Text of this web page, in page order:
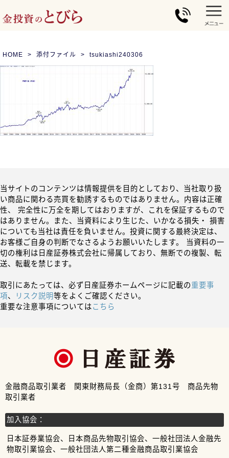
HOME 添付ファイル tsukiashi240306
当サイトのコンテンツは情報提供を目的としており、当社取り扱
い商品に関わる売買を勧誘するものではありません。内容は正確
性、 完全性に万全を期してはおりますが、これを保証するもので
はありません。また、当資料により生じた、いかなる損失・ 損害
についても当社は責任を負いません。投資に関する最終決定は、
お客様ご自身の判断でなさるようお願いいたします。 当資料の一
切の権利は日産証券株式会社に帰属しており、無断での複製、転
送、転載を禁じます。
取引にあたっては、必ず日産証券ホームページに記載の重要事
項、 リスク説明等をよくご確認ください。
重要な注意事項についてはこちら
金融商品取引業者 関東財務局長（金商）第131号 商品先物
取引業者
加入協会：
日本証券業協会、日本商品先物取引協会、一般社団法人金融先
物取引業協会、一般社団法人第二種金融商品取引業協会